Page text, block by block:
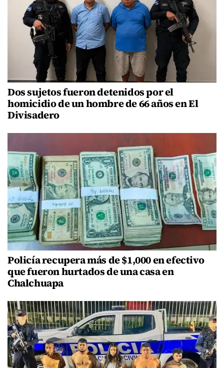
Dos sujetos fueron detenidos por el
homicidio de un hombre de 66 años en El
Divisadero
Policía recupera más de $1,000 en efectivo
que fueron hurtados de una casa en
Chalchuapa